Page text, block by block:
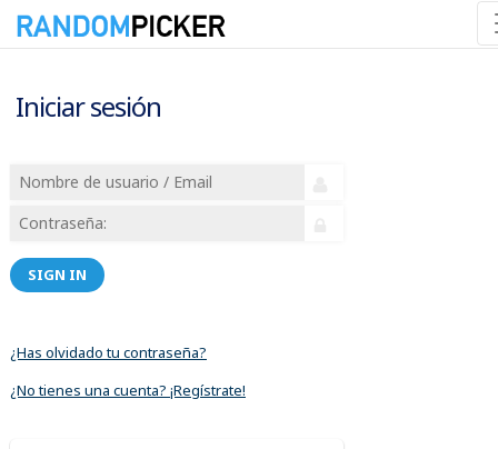
Iniciar sesión
SIGN IN
¿Has olvidado tu contraseña?
¿No tienes una cuenta? ¡Regístrate!